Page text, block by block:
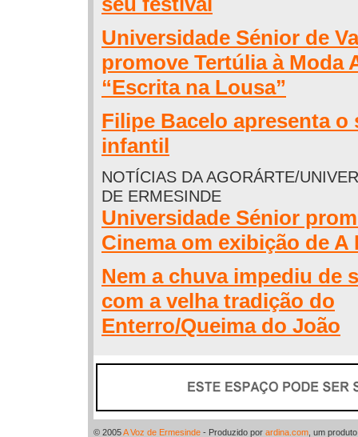
Universidade Sénior de
promove Tertúlia à Moda
“Escrita na Lousa”
Filipe Bacelo apresenta
infantil
NOTÍCIAS DA AGORÁRTE/
DE ERMESINDE
Universidade Sénior
Cinema om exibição de A
Nem a chuva impediu de
com a velha tradição do
Enterro/Queima do João
© 2005A Voz de Ermesinde - Produzido por ardina.com , um